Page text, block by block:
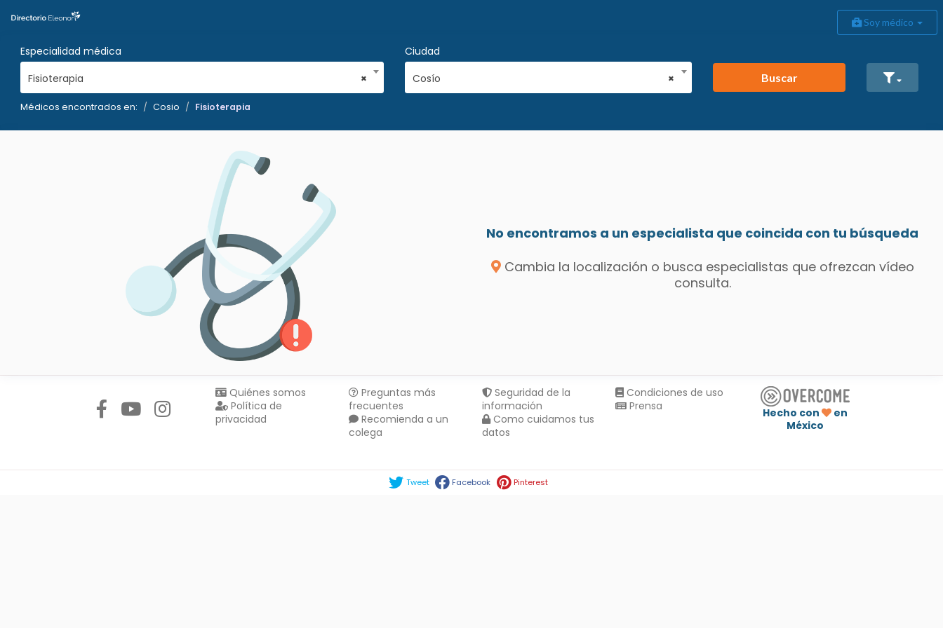
Soy médico
Especialidad médica
×
Fisioterapia
Ciudad
×
Cosío Buscar
Médicos encontrados en: Cosio Fisioterapia
No encontramos a un especialista que coincida con tu búsqueda
Cambia la localización o busca especialistas que ofrezcan vídeo
consulta.
Quiénes somos
Política de
privacidad
Preguntas más
frecuentes
Recomienda a un
colega
Seguridad de la
información
Como cuidamos tus
datos
Condiciones de uso
Prensa
Hecho con
en
México
Tweet Facebook Pinterest